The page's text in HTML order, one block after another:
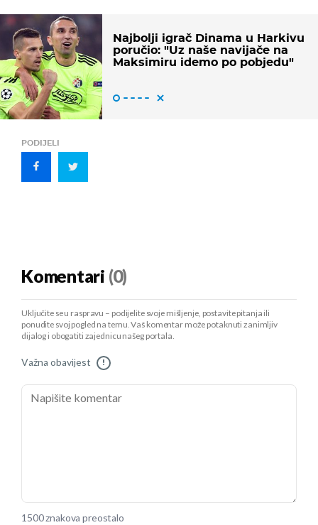
Najbolji igrač Dinama u Harkivu
poručio: "Uz naše navijače na
Maksimiru idemo po pobjedu"
PODIJELI
Komentari (0)
Uključite se u raspravu – podijelite svoje mišljenje, postavite pitanja ili
ponudite svoj pogled na temu. Vaš komentar može potaknuti zanimljiv
dijalog i obogatiti zajednicu našeg portala.
Važna obavijest !
1500 znakova preostalo